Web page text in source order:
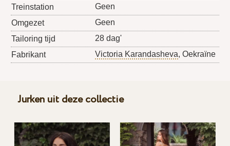
Treinstation
Geen
Omgezet
Geen
Tailoring tijd
28 dag'
Fabrikant
Victoria Karandasheva, Oekraïne
Jurken uit deze collectie